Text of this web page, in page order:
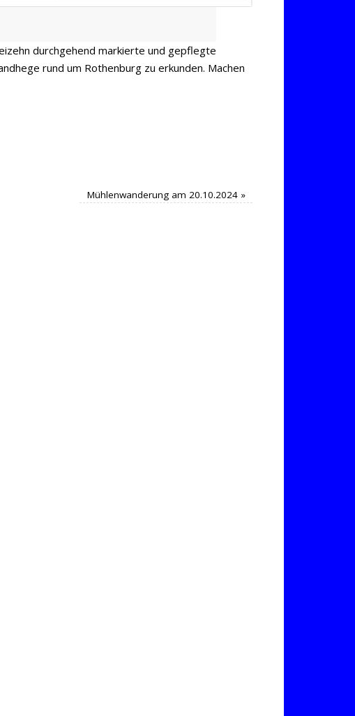
durchgehend markierte und gepflegte
rund um Rothenburg zu erkunden. Machen
Mühlenwanderung am 20.10.2024 »